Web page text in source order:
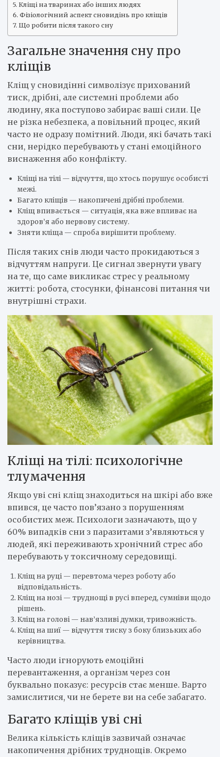
Кліщі на тваринах або інших людях
Фізіологічний аспект сновидінь про кліщів
Що робити після такого сну
Загальне значення сну про
кліщів
Кліщ у сновидінні символізує прихований
тиск, дрібні, але системні проблеми або
людину, яка поступово забирає ваші сили. Це
не різка небезпека, а повільний процес, який
часто не одразу помітний. Люди, які бачать такі
сни, нерідко перебувають у стані емоційного
виснаження або конфлікту.
Кліщі на тілі — відчуття, що хтось порушує особисті
межі.
Багато кліщів — накопичені дрібні проблеми.
Кліщ впивається — ситуація, яка вже впливає на
здоров’я або нервову систему.
Зняти кліща — спроба вирішити проблему.
Після таких снів люди часто прокидаються з
відчуттям напруги. Це сигнал звернути увагу
на те, що саме викликає стрес у реальному
житті: робота, стосунки, фінансові питання чи
внутрішні страхи.
Кліщі на тілі: психологічне
тлумачення
Якщо уві сні кліщ знаходиться на шкірі або вже
впився, це часто пов’язано з порушенням
особистих меж. Психологи зазначають, що у
60% випадків сни з паразитами з’являються у
людей, які переживають хронічний стрес або
перебувають у токсичному середовищі.
Кліщ на руці — перевтома через роботу або
відповідальність.
Кліщ на нозі — труднощі в русі вперед, сумніви щодо
рішень.
Кліщ на голові — нав’язливі думки, тривожність.
Кліщ на шиї — відчуття тиску з боку близьких або
керівництва.
Часто люди ігнорують емоційні
перевантаження, а організм через сон
буквально показує: ресурсів стає менше. Варто
замислитися, чи не берете ви на себе забагато.
Багато кліщів уві сні
Велика кількість кліщів зазвичай означає
накопичення дрібних труднощів. Окремо